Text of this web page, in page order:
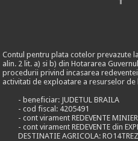
Contul pentru plata cotelor prevazute
alin. 2 lit. a) si b) din Hotararea
procedurii privind incasarea
activitati de exploatare a resurselor
- beneficiar: JUDETUL BRAILA
- cod fiscal: 4205491
- cont virament REDEVENTE
- cont virament REDEVENTE din
DESTINATIE AGRICOLA: